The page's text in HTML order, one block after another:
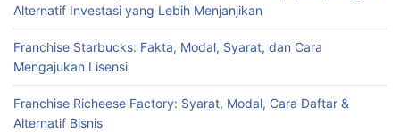
Alternatif Investasi yang Lebih Menjanjikan
Franchise Starbucks: Fakta, Modal, Syarat, dan Cara
Mengajukan Lisensi
Franchise Richeese Factory: Syarat, Modal, Cara Daftar &
Alternatif Bisnis